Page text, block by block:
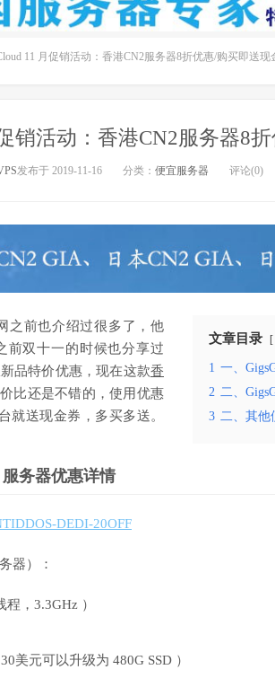
11 月促销活动：香港CN2服务器8折优惠/购买即送现
销活动：香港CN2服务器8
发布于 2019-11-16 分类： 便宜服务器 评论(0)
文章目录
1 一、
2 二、
3 二、其他
之前也介绍过很多了，他
前双十一的时候也分享过
品特价优惠，现在这款香
比还是不错的，使用优惠
就送现金券，多买多送。
服务器优惠详情
DEDI-20OFF
器）：
，3.3GHz ）
美元可以升级为 480G SSD ）